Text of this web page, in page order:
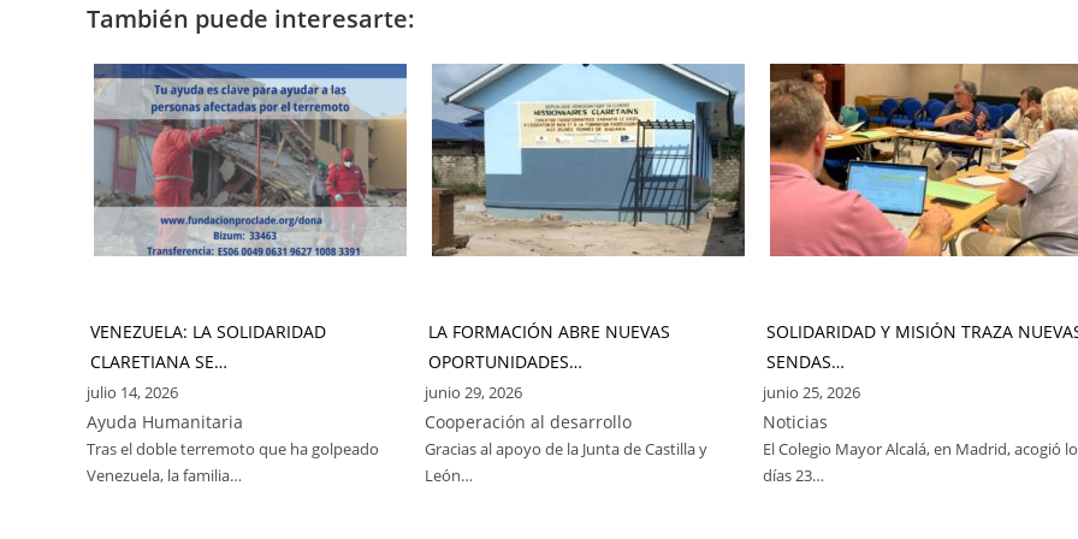
También puede interesarte:
VENEZUELA: LA SOLIDARIDAD
CLARETIANA SE…
julio 14, 2026
Ayuda Humanitaria
Tras el doble terremoto que ha golpeado
Venezuela, la familia…
LA FORMACIÓN ABRE NUEVAS
OPORTUNIDADES…
junio 29, 2026
Cooperación al desarrollo
Gracias al apoyo de la Junta de Castilla y
León…
SOLIDARIDAD Y MISIÓN TRAZA
SENDAS…
junio 25, 2026
Noticias
El Colegio Mayor Alcalá, en Madrid, acogió
días 23…